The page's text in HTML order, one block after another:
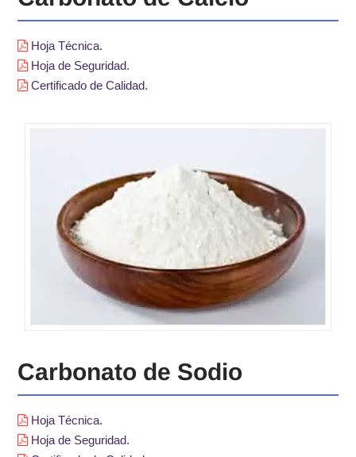
Hoja Técnica.
Hoja de Seguridad.
Certificado de Calidad.
Carbonato de Sodio
Hoja Técnica.
Hoja de Seguridad.